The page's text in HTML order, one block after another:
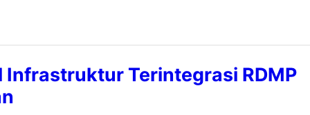
Infrastruktur Terintegrasi RDMP